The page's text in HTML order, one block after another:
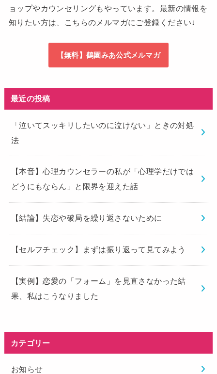
ョップやカウンセリングもやっています。最新の情報を
知りたい方は、こちらのメルマガにご登録ください↓
【無料】鶴園みあ公式メルマガ
最近の投稿
「泣いてスッキリしたいのに泣けない」ときの対処
法
【本音】心理カウンセラーの私が「心理学だけでは
どうにもならん」と限界を迎えた話
【結論】失恋や破局を繰り返さないために
【セルフチェック】まずは振り返って見てみよう
【実例】恋愛の「フォーム」を見直さなかった結
果、私はこうなりました
カテゴリー
お知らせ